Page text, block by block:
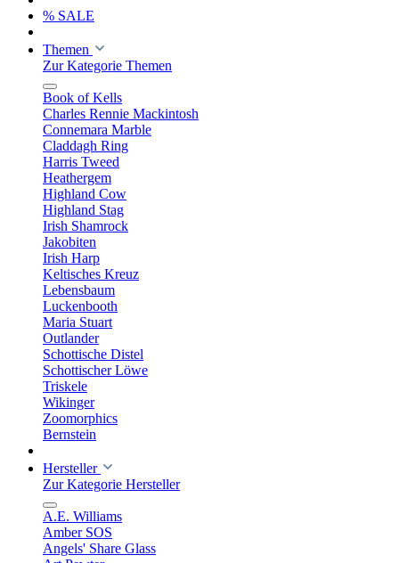
% SALE
Themen
Zur Kategorie Themen
Book of Kells
Charles Rennie Mackintosh
Connemara Marble
Claddagh Ring
Harris Tweed
Heathergem
Highland Cow
Highland Stag
Irish Shamrock
Jakobiten
Irish Harp
Keltisches Kreuz
Lebensbaum
Luckenbooth
Maria Stuart
Outlander
Schottische Distel
Schottischer Löwe
Triskele
Wikinger
Zoomorphics
Bernstein
Hersteller
Zur Kategorie Hersteller
A.E. Williams
Amber SOS
Angels' Share Glass